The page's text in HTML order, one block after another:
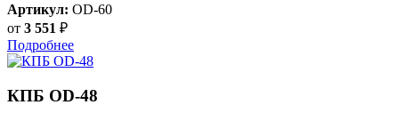
Артикул: OD-60
от 3 551 ₽
Подробнее
КПБ OD-48